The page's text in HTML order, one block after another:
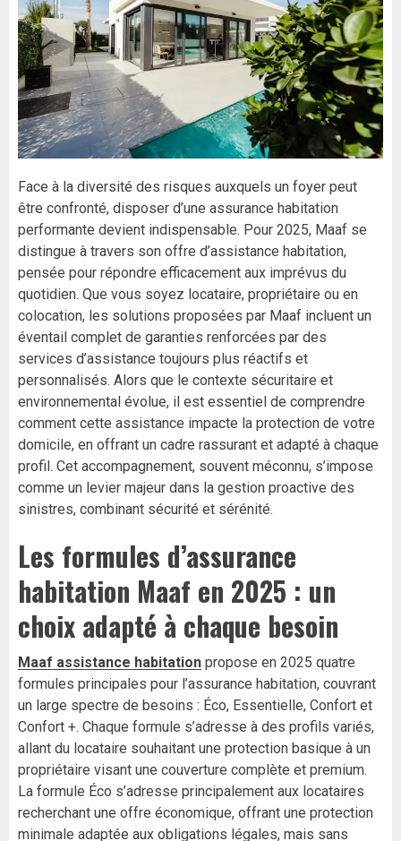
Face à la diversité des risques auxquels un foyer peut
être confronté, disposer d’une assurance habitation
performante devient indispensable. Pour 2025, Maaf se
distingue à travers son offre d’assistance habitation,
pensée pour répondre efficacement aux imprévus du
quotidien. Que vous soyez locataire, propriétaire ou en
colocation, les solutions proposées par Maaf incluent un
éventail complet de garanties renforcées par des
services d’assistance toujours plus réactifs et
personnalisés. Alors que le contexte sécuritaire et
environnemental évolue, il est essentiel de comprendre
comment cette assistance impacte la protection de votre
domicile, en offrant un cadre rassurant et adapté à chaque
profil. Cet accompagnement, souvent méconnu, s’impose
comme un levier majeur dans la gestion proactive des
sinistres, combinant sécurité et sérénité.
Les formules d’assurance
habitation Maaf en 2025 : un
choix adapté à chaque besoin
Maaf assistance habitation propose en 2025 quatre
formules principales pour l’assurance habitation, couvrant
un large spectre de besoins : Éco, Essentielle, Confort et
Confort +. Chaque formule s’adresse à des profils variés,
allant du locataire souhaitant une protection basique à un
propriétaire visant une couverture complète et premium.
La formule Éco s’adresse principalement aux locataires
recherchant une offre économique, offrant une protection
minimale adaptée aux obligations légales, mais sans